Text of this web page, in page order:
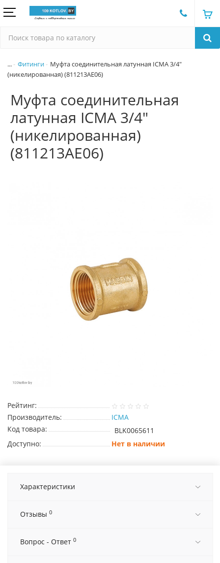
... Фитинги
Муфта соединительная латунная ICMA 3/4"
(никелированная) (811213AE06)
Муфта соединительная
латунная ICMA 3/4"
(никелированная)
(811213AE06)
Рейтинг:
Производитель:
ICMA
Код товара:
BLK0065611
Доступно:
Нет в наличии
Характеристики
Отзывы 0
Вопрос - Ответ 0